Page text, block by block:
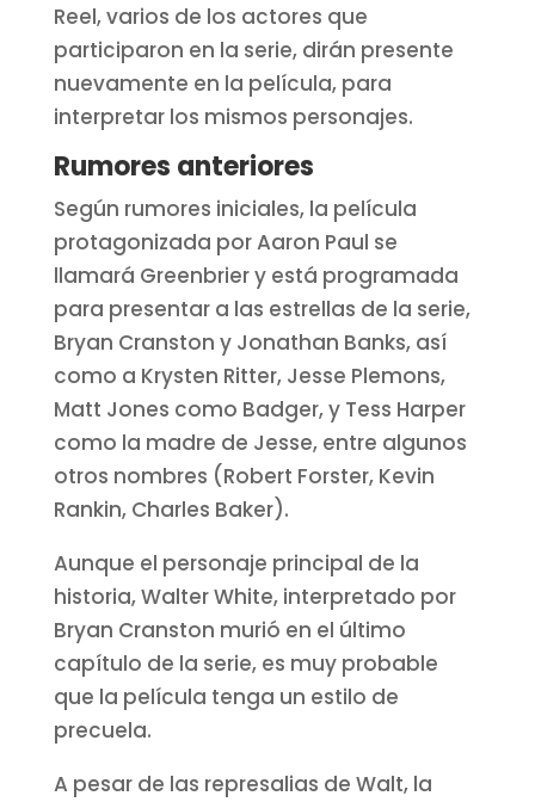
Reel, varios de los actores que
participaron en la serie, dirán presente
nuevamente en la película, para
interpretar los mismos personajes.
Rumores anteriores
Según rumores iniciales, la película
protagonizada por Aaron Paul se
llamará Greenbrier y está programada
para presentar a las estrellas de la serie,
Bryan Cranston y Jonathan Banks, así
como a Krysten Ritter, Jesse Plemons,
Matt Jones como Badger, y Tess Harper
como la madre de Jesse, entre algunos
otros nombres (Robert Forster, Kevin
Rankin, Charles Baker).
Aunque el personaje principal de la
historia, Walter White, interpretado por
Bryan Cranston murió en el último
capítulo de la serie, es muy probable
que la película tenga un estilo de
precuela.
A pesar de las represalias de Walt, la